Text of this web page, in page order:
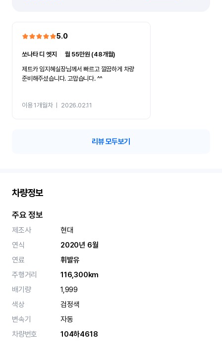
5.0
쏘나타 디 엣지
월 55만원 (48개월)
제트카 임지혜실장님께서 빠르고 깔끔하게 차량
준비해주셨습니다. 고맙습니다. ^^
이용 1개월차ㅣ 2026.02.11
리뷰 모두보기
차량정보
주요 정보
제조사
현대
연식
2020년 6월
연료
휘발유
주행거리
116,300km
배기량
1,999
색상
검정색
변속기
자동
차량번호
104하4618